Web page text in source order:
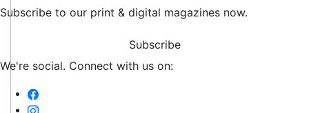
Subscribe to our print & digital magazines now.
Subscribe
We're social. Connect with us on: